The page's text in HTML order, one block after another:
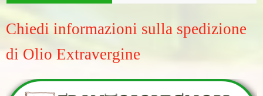
Chiedi informazioni sulla spedizione
di Olio Extravergine